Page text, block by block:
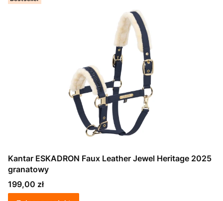
Kantar ESKADRON Faux Leather Jewel Heritage 2025
granatowy
Cena
199,00 zł